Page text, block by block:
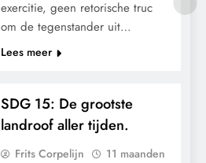
exercitie, geen retorische truc
om de tegenstander uit…
Lees meer
SDG 15: De grootste
landroof aller tijden.
Frits Corpelijn
11 maanden